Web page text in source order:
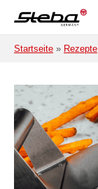
Startseite » Rezepte